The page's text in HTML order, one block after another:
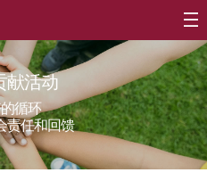
献活动
循环
责任和回馈